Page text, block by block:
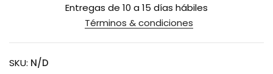
Entregas de 10 a 15 días hábiles
Términos & condiciones
SKU: N/D